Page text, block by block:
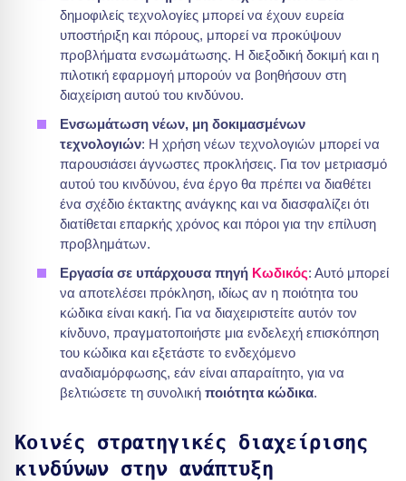
δημοφιλείς τεχνολογίες μπορεί να έχουν ευρεία
υποστήριξη και πόρους, μπορεί να προκύψουν
προβλήματα ενσωμάτωσης. Η διεξοδική δοκιμή και η
πιλοτική εφαρμογή μπορούν να βοηθήσουν στη
διαχείριση αυτού του κινδύνου.
Ενσωμάτωση νέων, μη δοκιμασμένων
τεχνολογιών: Η χρήση νέων τεχνολογιών μπορεί να
παρουσιάσει άγνωστες προκλήσεις. Για τον μετριασμό
αυτού του κινδύνου, ένα έργο θα πρέπει να διαθέτει
ένα σχέδιο έκτακτης ανάγκης και να διασφαλίζει ότι
διατίθεται επαρκής χρόνος και πόροι για την επίλυση
προβλημάτων.
Εργασία σε υπάρχουσα πηγή Κωδικός: Αυτό μπορεί
να αποτελέσει πρόκληση, ιδίως αν η ποιότητα του
κώδικα είναι κακή. Για να διαχειριστείτε αυτόν τον
κίνδυνο, πραγματοποιήστε μια ενδελεχή επισκόπηση
του κώδικα και εξετάστε το ενδεχόμενο
αναδιαμόρφωσης, εάν είναι απαραίτητο, για να
βελτιώσετε τη συνολική ποιότητα κώδικα.
Κοινές στρατηγικές διαχείρισης
κινδύνων στην ανάπτυξη